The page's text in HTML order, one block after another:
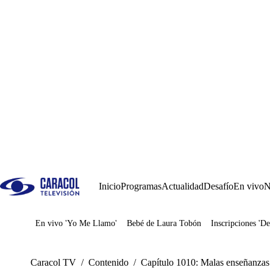
InicioProgramasActualidadDesafíoEn vivo
Juegos
En vivo 'Yo Me Llamo' Bebé de Laura Tobón Inscripciones
Caracol TV / Contenido / Capítulo 1010: Malas enseñanzas